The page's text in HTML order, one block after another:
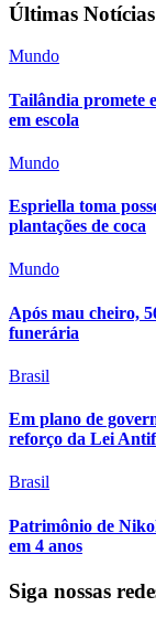
Últimas Notícias
Mundo
Tailândia promete
em escola
Mundo
Espriella toma
plantações de coca
Mundo
Após mau cheiro,
funerária
Brasil
Em plano de
reforço da Lei
Brasil
Patrimônio de
em 4 anos
Siga nossas